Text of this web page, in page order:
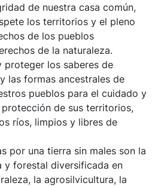
de nuestra casa común,
los territorios y el pleno
de los pueblos
de la naturaleza.
proteger los saberes de
las formas ancestrales de
pueblos para el cuidado y
protección de sus territorios,
ríos, limpios y libres de
por una tierra sin males son la
y forestal diversificada en
la agrosilvicultura, la